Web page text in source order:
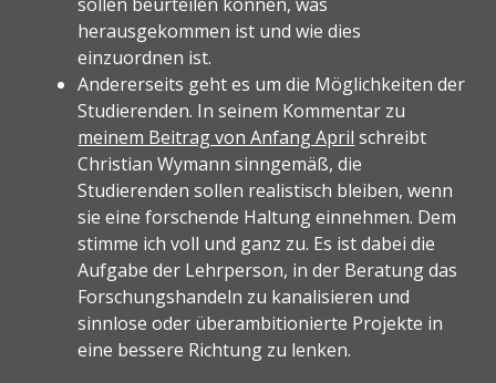
sollen beurteilen können, was
herausgekommen ist und wie dies
einzuordnen ist.
Andererseits geht es um die Möglichkeiten der
Studierenden. In seinem Kommentar zu
meinem Beitrag von Anfang April schreibt
Christian Wymann sinngemäß, die
Studierenden sollen realistisch bleiben, wenn
sie eine forschende Haltung einnehmen. Dem
stimme ich voll und ganz zu. Es ist dabei die
Aufgabe der Lehrperson, in der Beratung das
Forschungshandeln zu kanalisieren und
sinnlose oder überambitionierte Projekte in
eine bessere Richtung zu lenken.